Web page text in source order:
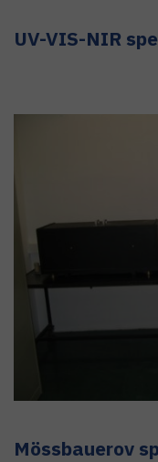
UV-VIS-NIR
Mössbauerov